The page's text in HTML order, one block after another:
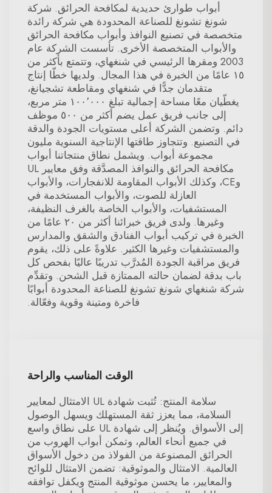
أبواب طوارئ حديدية لمكافحة الحرائق. شركة
شونغ تشونغ للصناعة المحدودة هي شركة رائدة
متخصصة في تصنيع النوافذ وأبواب مكافحة الحرائق
والأبواب المتخصصة الأخرى. تأسست الشركة عام
2003 ومقرها الرئيسي في شنغهاي، وتتمتع بأكثر من
١٥ عامًا من الخبرة في هذا المجال. ولديها خطّا إنتاج
متقدمان جدًّا في شنغهاي ومقاطعة تشجيانغ،
يغطّيان معًا مساحة إجمالية تبلغ ١٠٠٬٠٠٠ متر مربع،
إلى جانب فريق عمل يضم أكثر من ٥٠٠ موظف
دائم. وتضمن الشركة أعلى مستويات الجودة والدقة
في التصنيع. وتتجاوز طاقتها الإنتاجية السنوية مليون
مجموعة أبواب. ويشمل نطاق منتجاتنا أبواب
مكافحة الحرائق والنوافذ المصدَّقة وفق معايير UL
وCE، وكذلك الأبواب المقاومة للانفجارات، والأبواب
العازلة للصوت، والأبواب المستخدمة في
المستشفيات، والأبواب الخاصة بالغرف النظيفة،
وغيرها. ولدى فريق خبرائنا أكثر من ٢٠ عامًا من
الخبرة في تركيب أبواب الفنادق والشقق والمدارس
والمستشفيات وغيرها الكثير. علاوةً على ذلك، يقوم
فريق مراقبة الجودة المُدرَّب تدريبًا عاليًا بفحص كل
باب بدقة لضمان حالته الممتازة قبل الشحن. وتقدِّم
شركة شنغهاي شونغ تشونغ للصناعة المحدودة أبوابًا
فاخرة ومتينة وقوية وفعّالة.
الوقت المناسب والراحة
سلامة المنتج: تُثبت شهادة UL الامتثال لمعايير
السلامة، مما يعزز ثقة المستهلك ويسهل الوصول
إلى الأسواق. ويُنظر إلى شهادة UL على نطاق واسع
في جميع أنحاء العالم، وتمكن أبواب الهروب من
الحرائق المصنوعة من الفولاذ من دخول الأسواق
العالمية. الامتثال والموثوقية: تضمن الامتثال للوائح
والمعايير، ما يحسن موثوقية المنتج ويكفل توافقه